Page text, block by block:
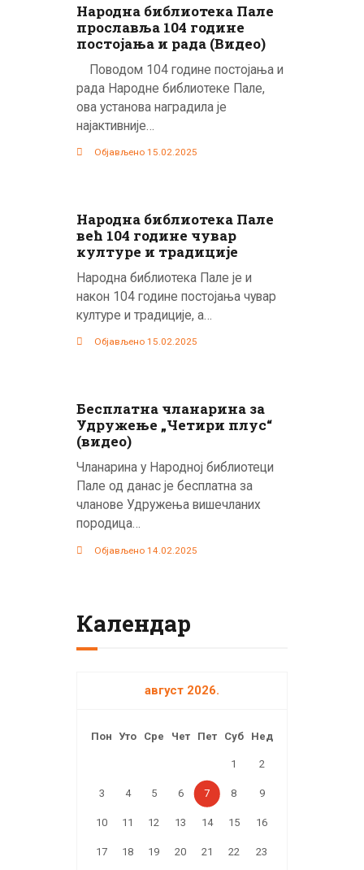
Народна библиотека Пале
прославља 104 године
постојања и рада (Видео)
Поводом 104 године постојања и
рада Народне библиотеке Пале,
ова установа наградила је
најактивније…
Објављено 15.02.2025
Народна библиотека Пале
већ 104 године чувар
културе и традиције
Народна библиотека Пале је и
након 104 године постојања чувар
културе и традиције, а…
Објављено 15.02.2025
Бесплатна чланарина за
Удружење „Четири плус“
(видео)
Чланарина у Народној библиотеци
Пале од данас је бесплатна за
чланове Удружења вишечланих
породица…
Објављено 14.02.2025
Календар
август 2026.
Пон Уто Сре Чет Пет Суб Нед
1 2
3 4 5 6 7 8 9
10 11 12 13 14 15 16
17 18 19 20 21 22 23